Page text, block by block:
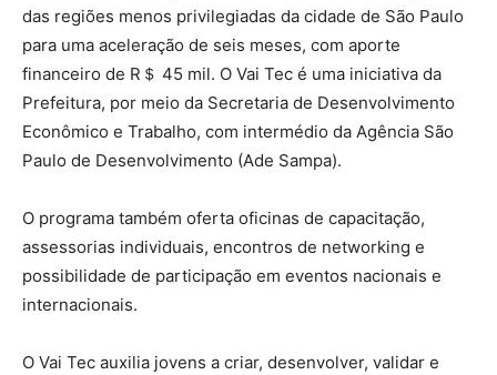
das regiões menos privilegiadas da cidade de São Paulo
para uma aceleração de seis meses, com aporte
financeiro de R＄ 45 mil. O Vai Tec é uma iniciativa da
Prefeitura, por meio da Secretaria de Desenvolvimento
Econômico e Trabalho, com intermédio da Agência São
Paulo de Desenvolvimento (Ade Sampa).
O programa também oferta oficinas de capacitação,
assessorias individuais, encontros de networking e
possibilidade de participação em eventos nacionais e
internacionais.
O Vai Tec auxilia jovens a criar, desenvolver, validar e